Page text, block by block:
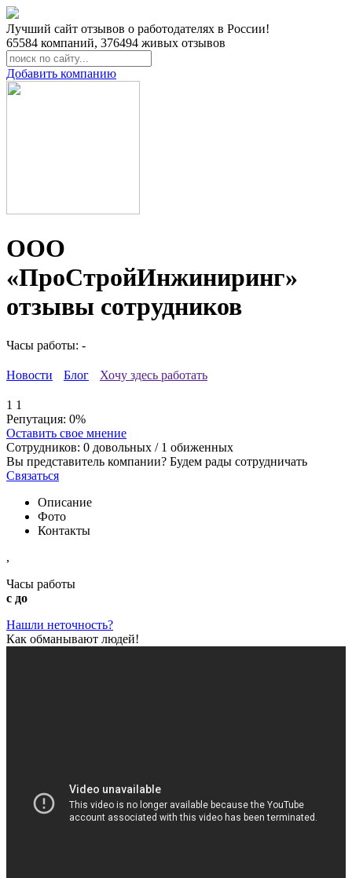
Лучший сайт отзывов о работодателях в России!
65584 компаний, 376494 живых отзывов
Добавить компанию
ООО
«ПроСтройИнжиниринг»
отзывы сотрудников
Часы работы: -
Новости Блог Хочу здесь работать
1 1
Репутация: 0%
Оставить свое мнение
Сотрудников: 0 довольных / 1 обиженных
Вы представитель компании? Будем рады сотрудничать
Связаться
Описание
Фото
Контакты
,
Часы работы
с до
Нашли неточность?
Как обманывают людей!